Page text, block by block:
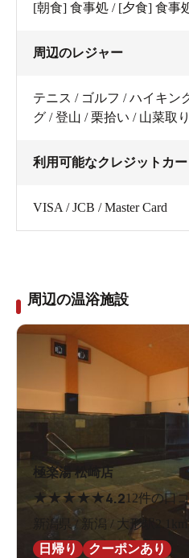
[朝食] 食事処 / [夕食] 食事
周辺のレジャー
テニス / ゴルフ / ハイキン
グ / 登山 / 栗拾い / 山菜取り
利用可能なクレジットカー
VISA / JCB / Master Card
周辺の温浴施設
極楽湯 松崎店
★★★★★4.212件の口
新潟県 / 新潟 / 大形駅2.1km
日帰り
クーポンあり